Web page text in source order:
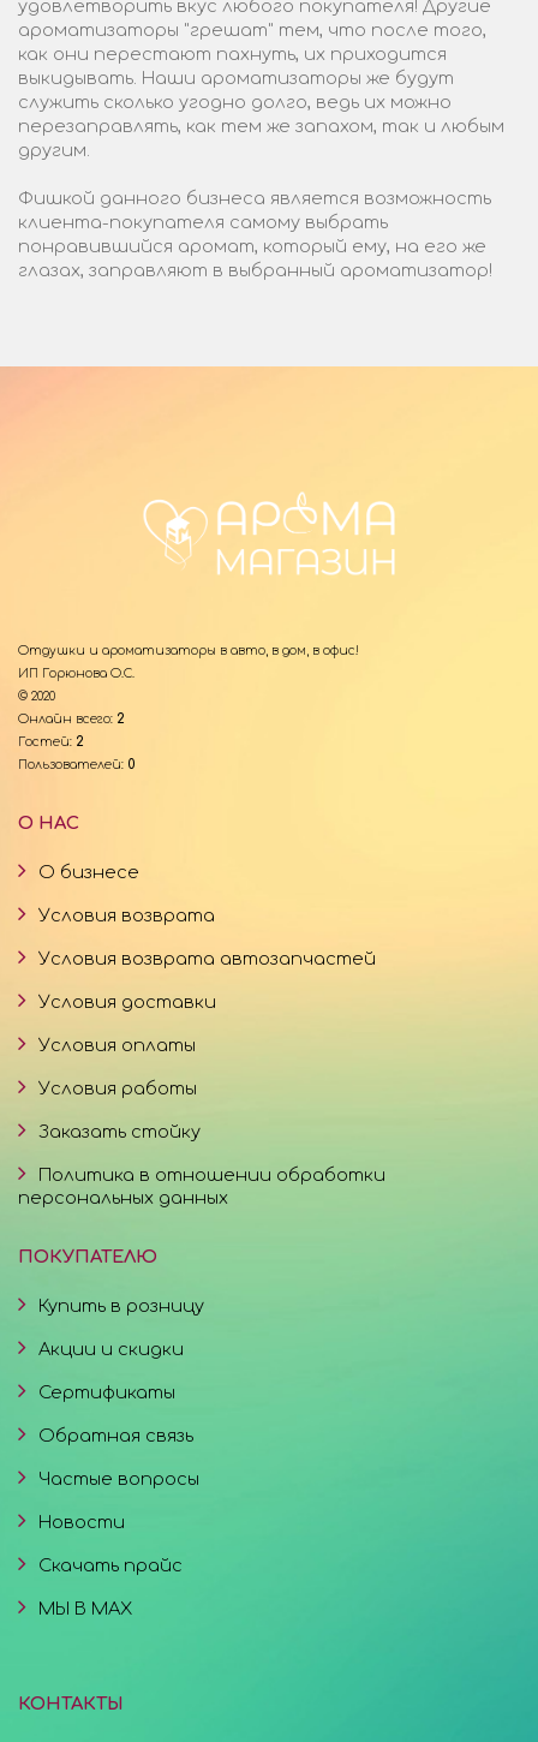
удовлетворить вкус любого покупателя! Другие
ароматизаторы "грешат" тем, что после того,
как они перестают пахнуть, их приходится
выкидывать. Наши ароматизаторы же будут
служить сколько угодно долго, ведь их можно
перезаправлять, как тем же запахом, так и любым
другим.
Фишкой данного бизнеса является возможность
клиента-покупателя самому выбрать
понравившийся аромат, который ему, на его же
глазах, заправляют в выбранный ароматизатор!
Отдушки и ароматизаторы в авто, в дом, в офис!
ИП Горюнова О.С.
© 2020
Онлайн всего: 2
Гостей: 2
Пользователей: 0
О НАС
О бизнесе
Условия возврата
Условия возврата автозапчастей
Условия доставки
Условия оплаты
Условия работы
Заказать стойку
Политика в отношении обработки
персональных данных
ПОКУПАТЕЛЮ
Купить в розницу
Акции и скидки
Сертификаты
Обратная связь
Частые вопросы
Новости
Скачать прайс
МЫ В MAX
КОНТАКТЫ